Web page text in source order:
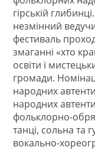
гірській
незмінний
фестиваль
змаганні «хто
освіти і
громади.
народних
народних
фольклорно-
танці, сольна та
вокально-